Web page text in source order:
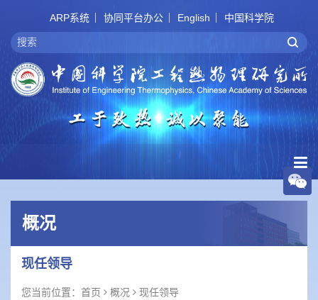
ARP系统 协同平台办公 English 中国科学院
概况
现任领导
您当前位置： 首页 概况 现任领导